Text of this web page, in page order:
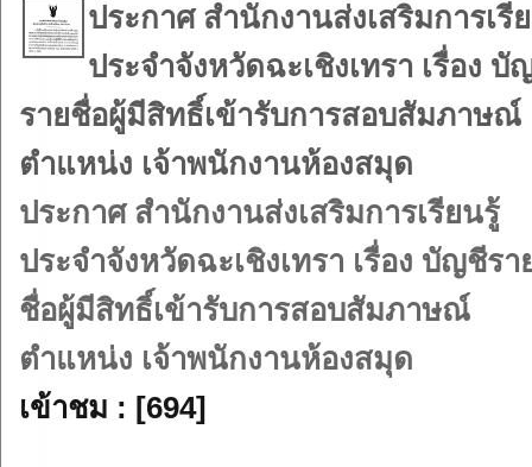
ประกาศ สำนักงานส่งเสริมการเรี
ประจำจังหวัดฉะเชิงเทรา เรื่อง บั
รายชื่อผู้มีสิทธิ์เข้ารับการสอบสัมภาษณ์
ตำแหน่ง เจ้าพนักงานห้องสมุด
ประกาศ สำนักงานส่งเสริมการเรียนรู้
ประจำจังหวัดฉะเชิงเทรา เรื่อง บัญชีรา
ชื่อผู้มีสิทธิ์เข้ารับการสอบสัมภาษณ์
ตำแหน่ง เจ้าพนักงานห้องสมุด
เข้าชม : [694]